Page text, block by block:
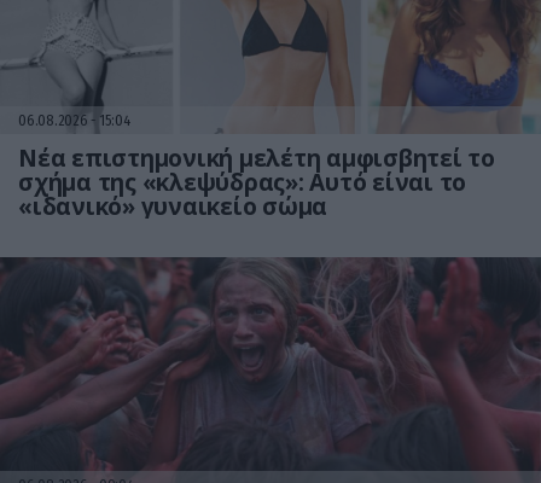
06.08.2026 15:04
Νέα επιστημονική μελέτη αμφισβητεί το
σχήμα της «κλεψύδρας»: Αυτό είναι το
«ιδανικό» γυναικείο σώμα